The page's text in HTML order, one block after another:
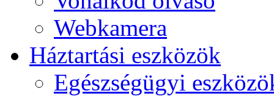
Webkamera
Háztartási eszközök
Egészségügyi